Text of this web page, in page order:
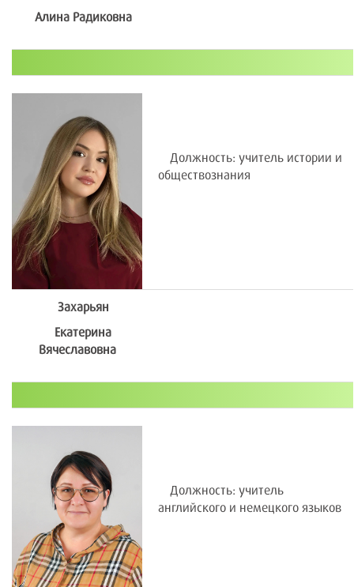
Алина Радиковна
Должность: учитель истории и
обществознания
Захарьян
Екатерина
Вячеславовна
Должность: учитель
английского и немецкого языков